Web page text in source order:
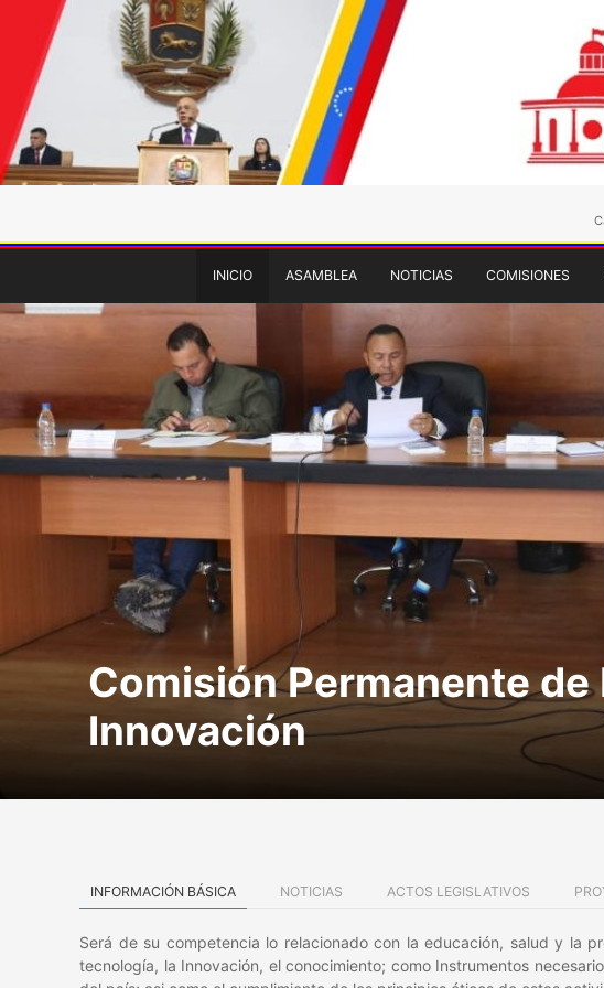
INICIO ASAMBLEA NOTICIAS COMISIONES
Comisión Permanente
Innovación
INFORMACIÓN BÁSICA NOTICIAS ACTOS LEGISLATIVOS
Será de su competencia lo relacionado con la educación, salud y la
tecnología, la Innovación, el conocimiento; como Instrumentos